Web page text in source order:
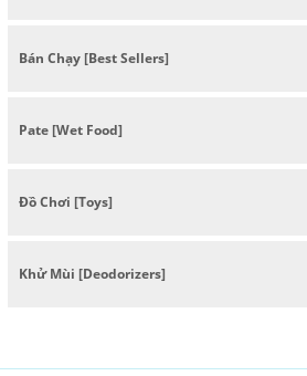
Bán Chạy [Best Sellers]
Pate [Wet Food]
Đồ Chơi [Toys]
Khử Mùi [Deodorizers]